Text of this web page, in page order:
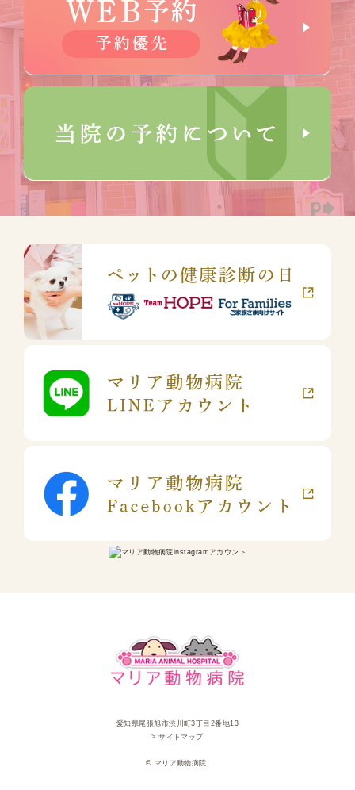
愛知県尾張旭市渋川町3丁目2番地13
> サイトマップ
© マリア動物病院.